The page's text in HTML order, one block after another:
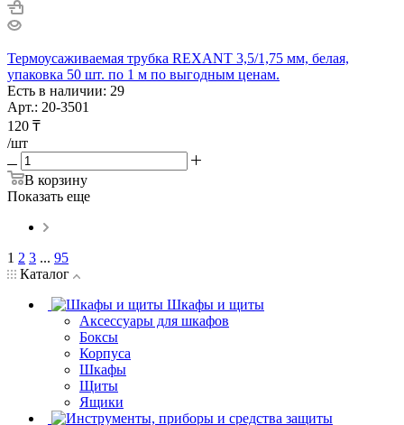
Термоусаживаемая трубка REXANT 3,5/1,75 мм, белая,
упаковка 50 шт. по 1 м по выгодным ценам.
Есть в наличии: 29
Арт.: 20-3501
120 ₸
/шт
В корзину
Показать еще
1 2 3 ... 95
Каталог
Шкафы и щиты
Аксессуары для шкафов
Боксы
Корпуса
Шкафы
Щиты
Ящики